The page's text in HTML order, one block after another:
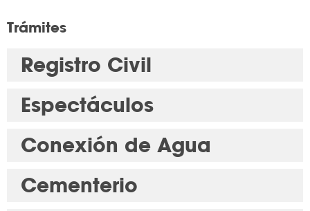
Trámites
Registro Civil
Espectáculos
Conexión de Agua
Cementerio